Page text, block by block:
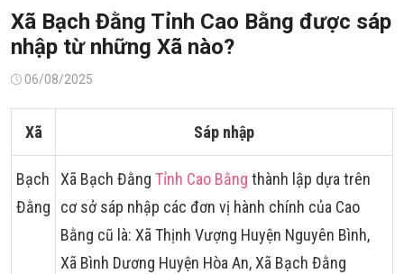
Xã Bạch Đằng Tỉnh Cao Bằng được sáp
nhập từ những Xã nào?
Đăng06/08/2025
Xã Sáp nhập
Bạch
Đằng
Xã Bạch Đằng Tỉnh Cao Bằng thành lập dựa trên
cơ sở sáp nhập các đơn vị hành chính của Cao
Bằng cũ là: Xã Thịnh Vượng Huyện Nguyên Bình,
Xã Bình Dương Huyện Hòa An, Xã Bạch Đằng